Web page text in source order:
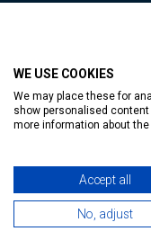
WE USE COOKIES
We may place these for
show personalised
more information about
Accept all
No, adjust
Designed by